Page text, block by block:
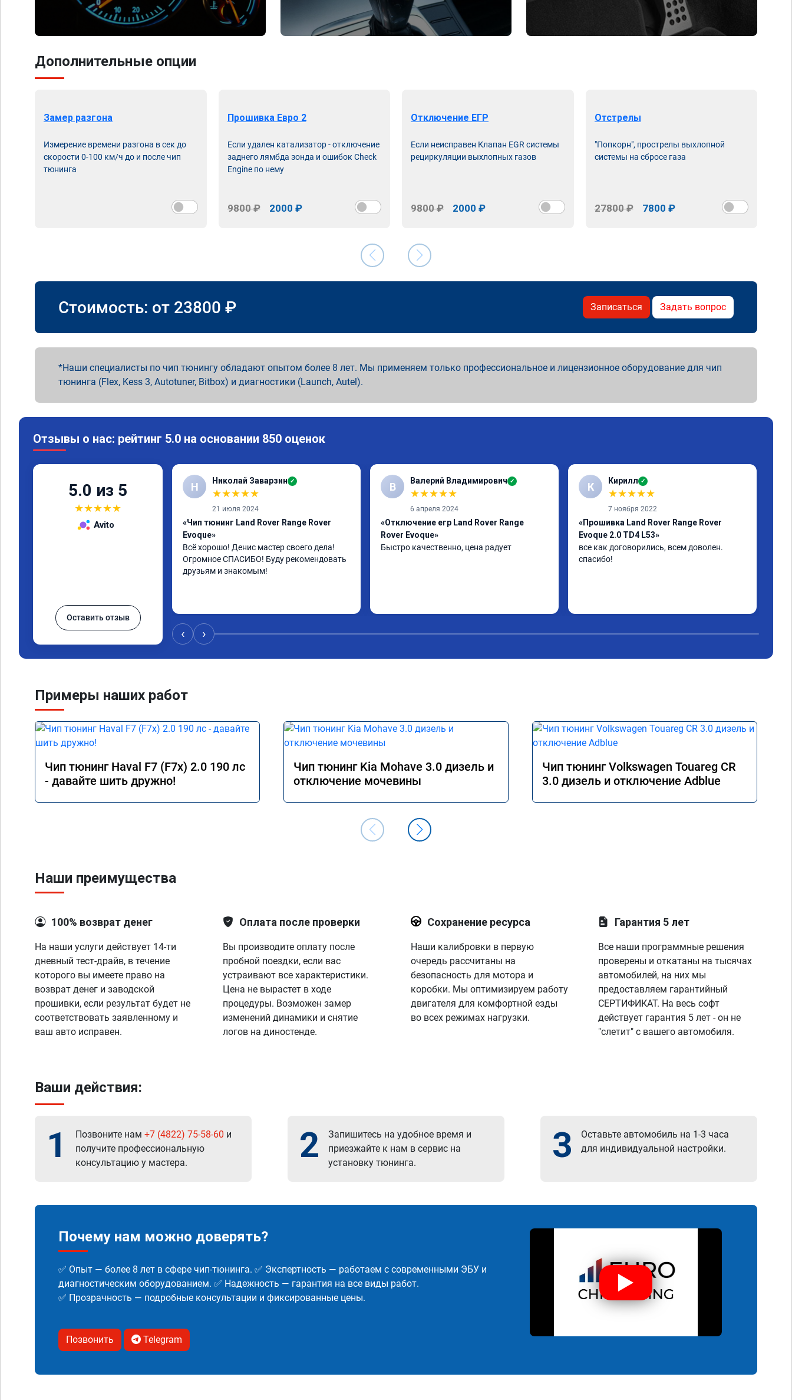
Дополнительные опции
Замер разгона
Измерение времени разгона в сек до
скорости 0-100 км/ч до и после чип
тюнинга
Прошивка Евро 2
Если удален катализатор - отключение
заднего лямбда зонда и ошибок Check
Engine по нему
9800 ₽ 2000 ₽
Отключение ЕГР
Если неисправен Клапан EGR системы
рециркуляции выхлопных газов
9800 ₽ 2000 ₽
Отстрелы
"Попкорн", прострелы выхлопной
системы на сбросе газа
27800 ₽ 7800 ₽
Стоимость: от 23800 ₽ Записаться Задать вопрос
Наши специалисты по чип тюнингу обладают опытом более 8 лет. Мы применяем только профессиональное и лицензионное оборудование для чип
тюнинга (Flex, Kess 3, Autotuner, Bitbox) и диагностики (Launch, Autel).
Отзывы о нас: рейтинг 5.0 на основании 850 оценок
5.0 из 5
★★★★★
Avito
Оставить отзыв
Н Николай Заварзин ✓
★★★★★
21 июля 2024
«Чип тюнинг Land Rover Range Rover
Evoque»
Всё хорошо! Денис мастер своего дела!
Огромное СПАСИБО! Буду рекомендовать
друзьям и знакомым!
В Валерий Владимирович ✓
★★★★★
6 апреля 2024
«Отключение егр Land Rover Range
Rover Evoque»
Быстро качественно, цена радует
К Кирилл ✓
★★★★★
7 ноября 2022
«Прошивка Land Rover Range Rover
Evoque 2.0 TD4 L53»
все как договорились, всем доволен.
спасибо!
‹ ›
Примеры наших работ
Чип тюнинг Haval F7 (F7x) 2.0 190 лс
- давайте шить дружно!
Чип тюнинг Kia Mohave 3.0 дизель и
отключение мочевины
Чип тюнинг Volkswagen Touareg CR
3.0 дизель и отключение Adblue
Наши преимущества
100% возврат денег
На наши услуги действует 14-ти
дневный тест-драйв, в течение
которого вы имеете право на
возврат денег и заводской
прошивки, если результат будет не
соответствовать заявленному и
ваш авто исправен.
Оплата после проверки
Вы производите оплату после
пробной поездки, если вас
устраивают все характеристики.
Цена не вырастет в ходе
процедуры. Возможен замер
изменений динамики и снятие
логов на диностенде.
Сохранение ресурса
Наши калибровки в первую
очередь рассчитаны на
безопасность для мотора и
коробки. Мы оптимизируем работу
двигателя для комфортной езды
во всех режимах нагрузки.
Гарантия 5 лет
Все наши программные решения
проверены и откатаны на тысячах
автомобилей, на них мы
предоставляем гарантийный
СЕРТИФИКАТ. На весь софт
действует гарантия 5 лет - он не
"слетит" с вашего автомобиля.
Ваши действия:
1 Позвоните нам +7 (4822) 75-58-60 и
получите профессиональную
консультацию у мастера.
2
Запишитесь на удобное время и
приезжайте к нам в сервис на
установку тюнинга.
3
Оставьте автомобиль на 1-3 часа
для индивидуальной настройки.
Почему нам можно доверять?
✅ Опыт — более 8 лет в сфере чип-тюнинга. ✅ Экспертность — работаем с современными ЭБУ и
диагностическим оборудованием. ✅ Надежность — гарантия на все виды работ.
✅ Прозрачность — подробные консультации и фиксированные цены.
Позвонить Telegram